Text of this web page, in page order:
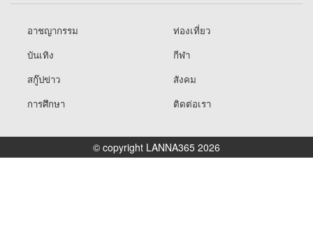
อาชญากรรม
ท่องเที่ยว
บันเทิง
กีฬา
สกู๊ปข่าว
สังคม
การศึกษา
ติดต่อเรา
© copyright LANNA365 2026